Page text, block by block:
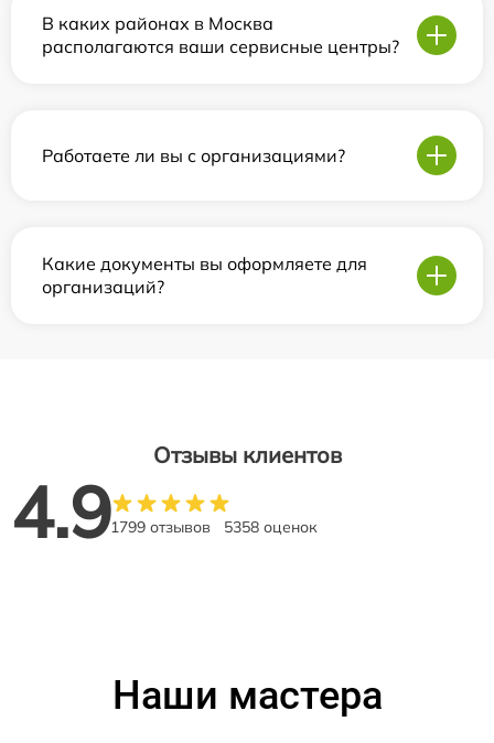
В каких районах в Москва
располагаются ваши сервисные центры?
Работаете ли вы с организациями?
Какие документы вы оформляете для
организаций?
Отзывы клиентов
4.91799 отзывов 5358 оценок
Наши мастера